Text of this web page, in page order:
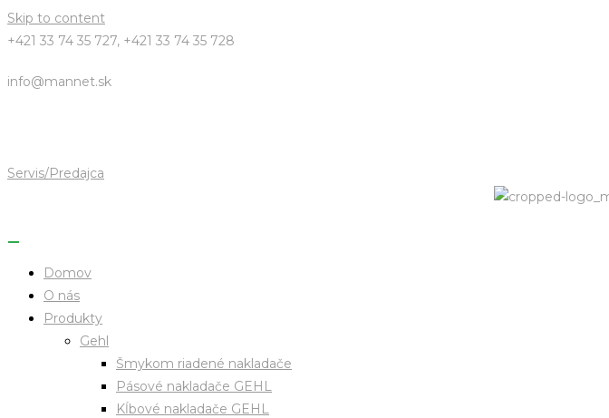
Skip to content
+421 33 74 35 727, +421 33 74 35 728
info@mannet.sk
Servis/Predajca
Domov
O nás
Produkty
Gehl
Šmykom riadené nakladače
Pásové nakladače GEHL
Kĺbové nakladače GEHL